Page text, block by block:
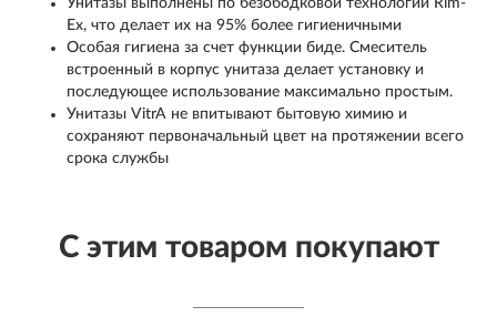
Унитазы выполнены по безободковой технологии Rim-
Ex, что делает их на 95% более гигиеничными
Особая гигиена за счет функции биде. Смеситель
встроенный в корпус унитаза делает установку и
последующее использование максимально простым.
Унитазы VitrA не впитывают бытовую химию и
сохраняют первоначальный цвет на протяжении всего
срока службы
С этим товаром покупают